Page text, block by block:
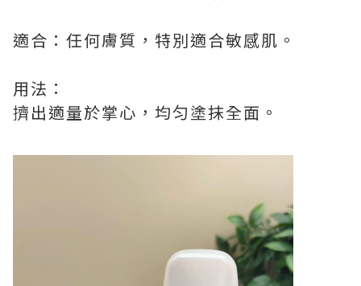
適合：任何膚質，特別適合敏感肌。
用法：
擠出適量於掌心，均匀塗抹全面。